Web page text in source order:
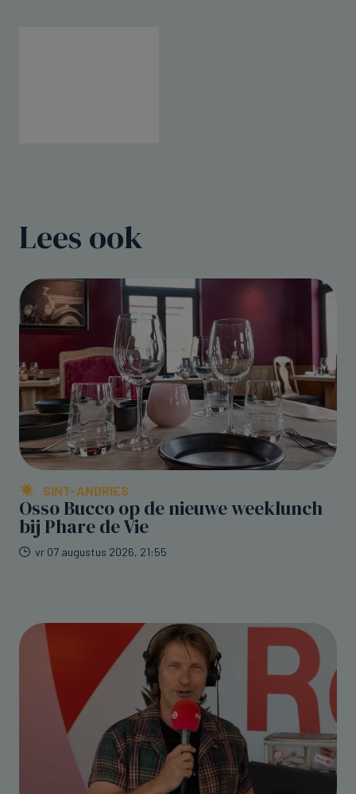
Lees ook
SINT-ANDRIES
Osso Bucco op de nieuwe weeklunch
bij Phare de Vie
vr 07 augustus 2026, 21:55